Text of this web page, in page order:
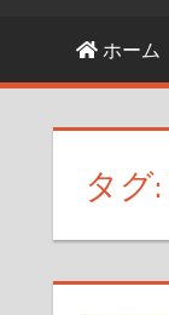
ホーム
タグ: